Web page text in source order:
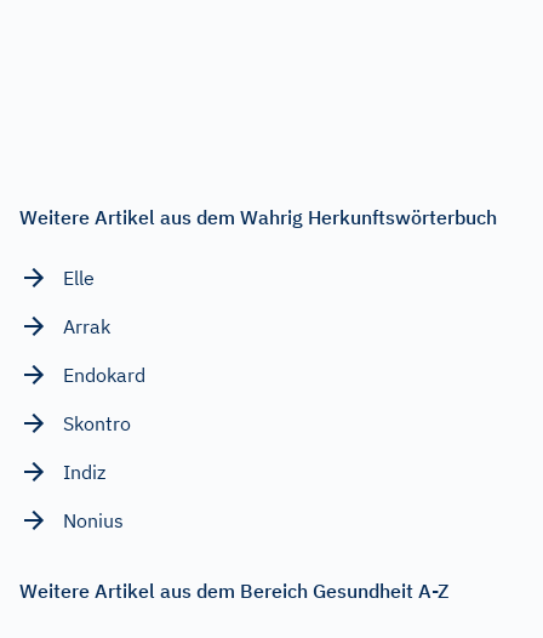
Weitere Artikel aus dem Wahrig Herkunftswörterbuch
Elle
Arrak
Endokard
Skontro
Indiz
Nonius
Weitere Artikel aus dem Bereich Gesundheit A-Z